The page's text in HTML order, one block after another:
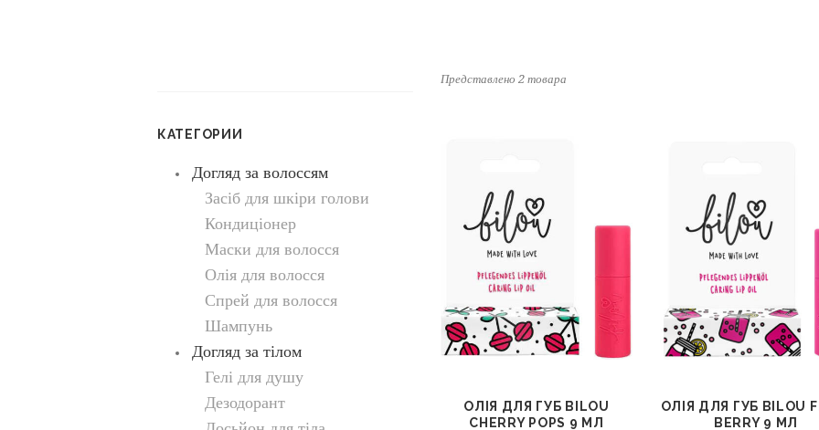
Представлено 2 товара
СМОТРЕТЬ В КОРЗИНУ
ОЛІЯ ДЛЯ ГУБ BILOU
CHERRY POPS 9 МЛ
СМОТРЕТЬ В
ОЛІЯ ДЛЯ ГУБ BILOU
BERRY 9 МЛ
КАТЕГОРИИ
Догляд за волоссям
Засіб для шкіри голови
Кондиціонер
Маски для волосся
Олія для волосся
Спрей для волосся
Шампунь
Догляд за тілом
Гелі для душу
Дезодорант